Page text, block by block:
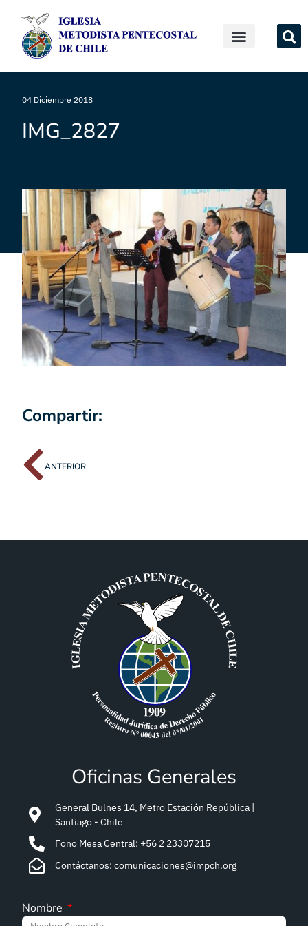
04 Diciembre 2018
IMG_2827
Compartir:
ANTERIOR
Oficinas Generales
General Bulnes 14, Metro Estación República |
Santiago - Chile
Fono Mesa Central: +56 2 23307215
Contáctanos: comunicaciones@impch.org
Nombre